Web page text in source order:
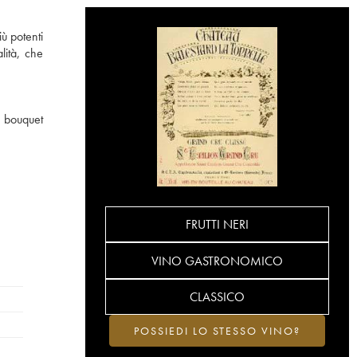
potenti
che
FRUTTI NERI
VINO GASTRONOMICO
CLASSICO
POSSIEDI LO STESSO VINO?